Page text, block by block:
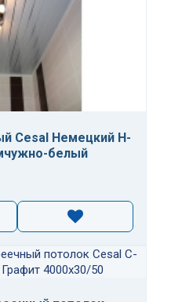
Cesal Немецкий H-
белый